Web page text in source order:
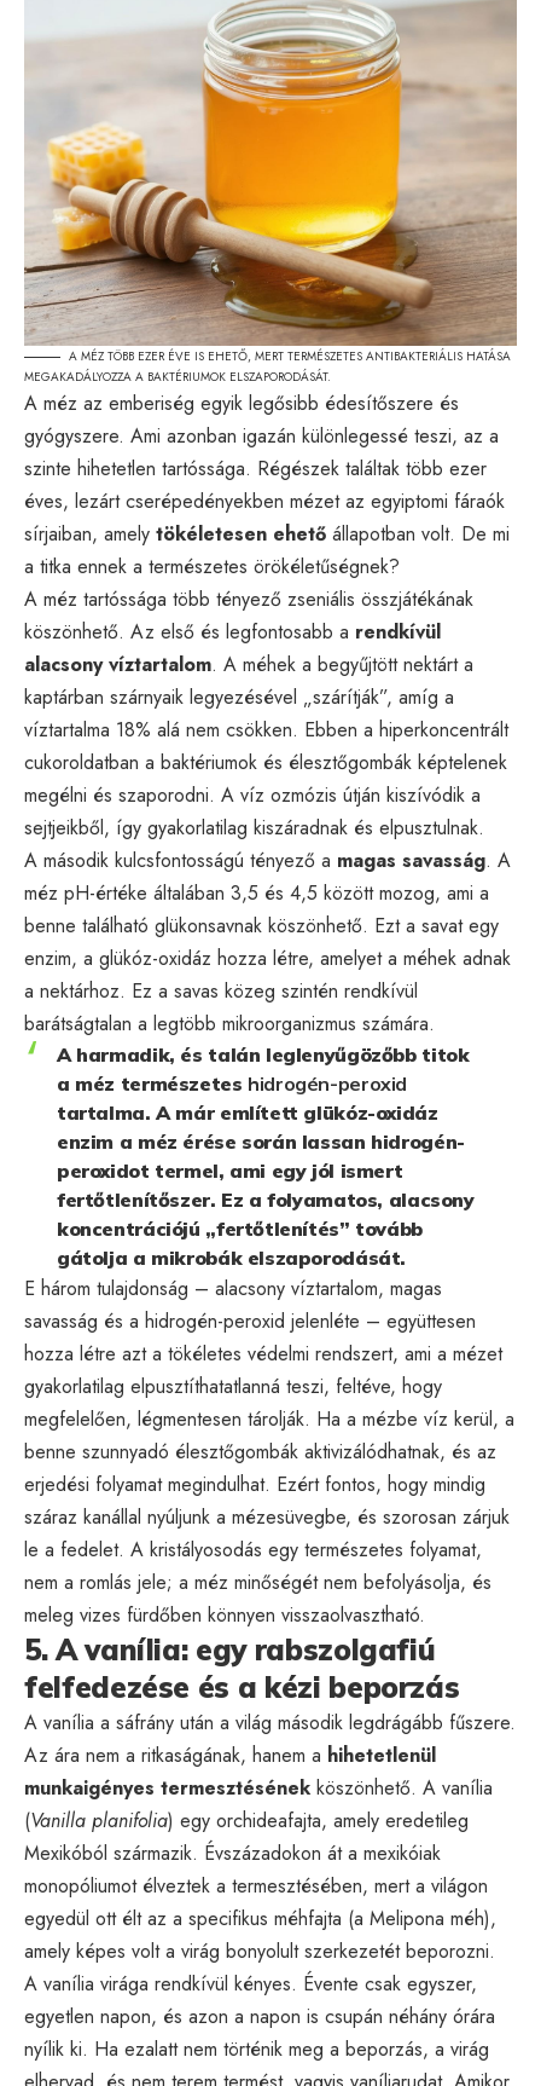
A MÉZ TÖBB EZER ÉVE IS EHETŐ, MERT TERMÉSZETES ANTIBAKTERIÁLIS HATÁSA
MEGAKADÁLYOZZA A BAKTÉRIUMOK ELSZAPORODÁSÁT.
A méz az emberiség egyik legősibb édesítőszere és
gyógyszere. Ami azonban igazán különlegessé teszi, az a
szinte hihetetlen tartóssága. Régészek találtak több ezer
éves, lezárt cserépedényekben mézet az egyiptomi fáraók
sírjaiban, amely tökéletesen ehető állapotban volt. De mi
a titka ennek a természetes örökéletűségnek?
A méz tartóssága több tényező zseniális összjátékának
köszönhető. Az első és legfontosabb a rendkívül
alacsony víztartalom. A méhek a begyűjtött nektárt a
kaptárban szárnyaik legyezésével „szárítják”, amíg a
víztartalma 18% alá nem csökken. Ebben a hiperkoncentrált
cukoroldatban a baktériumok és élesztőgombák képtelenek
megélni és szaporodni. A víz ozmózis útján kiszívódik a
sejtjeikből, így gyakorlatilag kiszáradnak és elpusztulnak.
A második kulcsfontosságú tényező a magas savasság. A
méz pH-értéke általában 3,5 és 4,5 között mozog, ami a
benne található glükonsavnak köszönhető. Ezt a savat egy
enzim, a glükóz-oxidáz hozza létre, amelyet a méhek adnak
a nektárhoz. Ez a savas közeg szintén rendkívül
barátságtalan a legtöbb mikroorganizmus számára.
A harmadik, és talán leglenyűgözőbb titok
a méz természetes hidrogén-peroxid
tartalma. A már említett glükóz-oxidáz
enzim a méz érése során lassan hidrogén-
peroxidot termel, ami egy jól ismert
fertőtlenítőszer. Ez a folyamatos, alacsony
koncentrációjú „fertőtlenítés” tovább
gátolja a mikrobák elszaporodását.
E három tulajdonság – alacsony víztartalom, magas
savasság és a hidrogén-peroxid jelenléte – együttesen
hozza létre azt a tökéletes védelmi rendszert, ami a mézet
gyakorlatilag elpusztíthatatlanná teszi, feltéve, hogy
megfelelően, légmentesen tárolják. Ha a mézbe víz kerül, a
benne szunnyadó élesztőgombák aktivizálódhatnak, és az
erjedési folyamat megindulhat. Ezért fontos, hogy mindig
száraz kanállal nyúljunk a mézesüvegbe, és szorosan zárjuk
le a fedelet. A kristályosodás egy természetes folyamat,
nem a romlás jele; a méz minőségét nem befolyásolja, és
meleg vizes fürdőben könnyen visszaolvasztható.
5. A vanília: egy rabszolgafiú
felfedezése és a kézi beporzás
A vanília a sáfrány után a világ második legdrágább fűszere.
Az ára nem a ritkaságának, hanem a hihetetlenül
munkaigényes termesztésének köszönhető. A vanília
(Vanilla planifolia) egy orchideafajta, amely eredetileg
Mexikóból származik. Évszázadokon át a mexikóiak
monopóliumot élveztek a termesztésében, mert a világon
egyedül ott élt az a specifikus méhfajta (a Melipona méh),
amely képes volt a virág bonyolult szerkezetét beporozni.
A vanília virága rendkívül kényes. Évente csak egyszer,
egyetlen napon, és azon a napon is csupán néhány órára
nyílik ki. Ha ezalatt nem történik meg a beporzás, a virág